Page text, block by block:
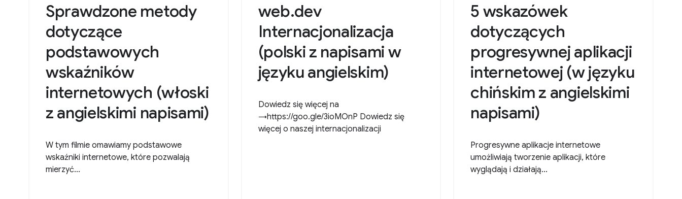
Sprawdzone metody
dotyczące
podstawowych
wskaźników
internetowych (włoski
z angielskimi napisami)
W tym filmie omawiamy podstawowe
wskaźniki internetowe, które pozwalają
mierzyć...
web.dev
Internacjonalizacja
(polski z napisami w
języku angielskim)
Dowiedz się więcej na
→https://goo.gle/3ioMOnP Dowiedz się
więcej o naszej internacjonalizacji
5 wskazówek
dotyczących
progresywnej aplikacji
internetowej (w języku
chińskim z angielskimi
napisami)
Progresywne aplikacje internetowe
umożliwiają tworzenie aplikacji, które
wyglądają i działają...